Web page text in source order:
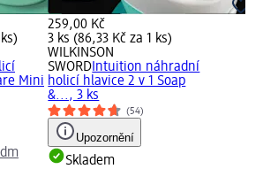
Mini
259,00 Kč
3 ks (86,33 Kč za 1 ks)
WILKINSON
SWORD Intuition náhradní
holicí hlavice 2 v 1 Soap
&..., 3 ks
(54)
Upozornění
Skladem